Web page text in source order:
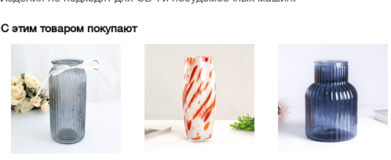
С этим товаром покупают